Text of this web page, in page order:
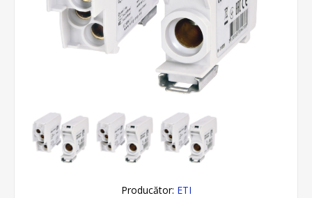
Producător: ETI